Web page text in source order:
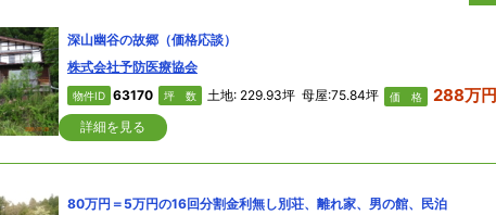
深山幽谷の故郷（価格応談）
株式会社予防医療協会
物件ID 63170 坪 数 土地: 229.93坪 母屋:75.84坪 価 格 288万円
詳細を見る
80万円＝5万円の16回分割金利無し別荘、離れ家、男の館、民泊